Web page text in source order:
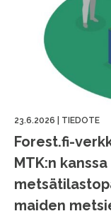
23.6.2026 TIEDOTE
Forest.fi-
MTK:n
maiden